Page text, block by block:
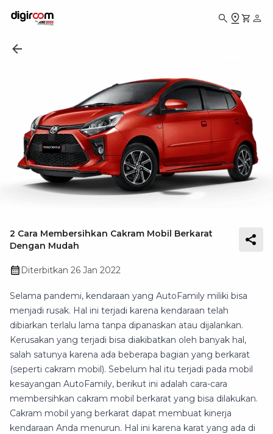
2 Cara Membersihkan Cakram Mobil Berkarat
Dengan Mudah
Diterbitkan 26 Jan 2022
Selama pandemi, kendaraan yang AutoFamily miliki bisa
menjadi rusak. Hal ini terjadi karena kendaraan telah
dibiarkan terlalu lama tanpa dipanaskan atau dijalankan.
Kerusakan yang terjadi bisa diakibatkan oleh banyak hal,
salah satunya karena ada beberapa bagian yang berkarat
(seperti cakram mobil). Sebelum hal itu terjadi pada mobil
kesayangan AutoFamily, berikut ini adalah cara-cara
membersihkan cakram mobil berkarat yang bisa dilakukan.
Cakram mobil yang berkarat dapat membuat kinerja
kendaraan Anda menurun. Hal ini karena karat yang ada di